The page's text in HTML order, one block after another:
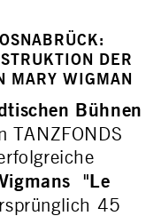
DER
MARY WIGMAN
Bühnen
TANZFONDS
"Le
45